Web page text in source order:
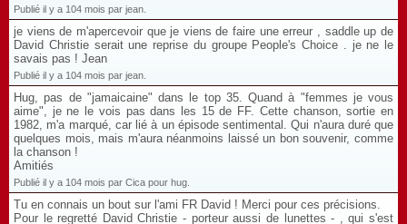
Publié il y a 104 mois par jean.
je viens de m'apercevoir que je viens de faire une erreur , saddle up de
David Christie serait une reprise du groupe People's Choice . je ne le
savais pas ! Jean
Publié il y a 104 mois par jean.
Hug, pas de "jamaicaine" dans le top 35. Quand à "femmes je vous
aime", je ne le vois pas dans les 15 de FF. Cette chanson, sortie en
1982, m'a marqué, car lié à un épisode sentimental. Qui n'aura duré que
quelques mois, mais m'aura néanmoins laissé un bon souvenir, comme
la chanson !
Amitiés
Publié il y a 104 mois par Cica pour hug.
Tu en connais un bout sur l'ami FR David ! Merci pour ces précisions.
Pour le regretté David Christie - porteur aussi de lunettes - , qui s'est